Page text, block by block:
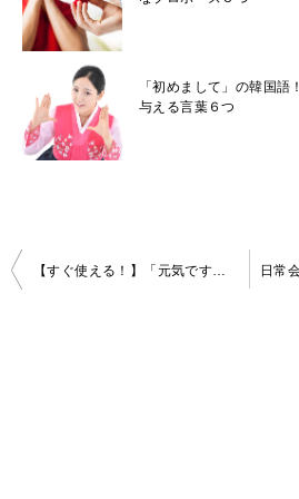
「初めまして」の韓国
与える言葉６つ
投
【すぐ使える！】「元気ですか」を意味する韓国語7選！